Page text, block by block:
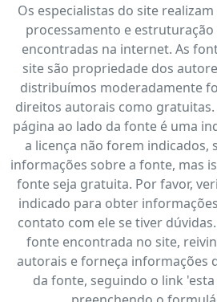
Os especialistas do site
processamento e
encontradas na internet. As
site são propriedade dos
distribuímos moderadamente
direitos autorais como gratuitas.
página ao lado da fonte é uma
a licença não forem indicados,
informações sobre a fonte, mas
fonte seja gratuita. Por favor,
indicado para obter
contato com ele se tiver
fonte encontrada no site,
autorais e forneça informações
da fonte, seguindo o link